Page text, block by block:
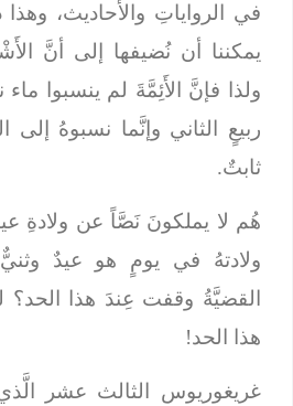
في الرواياتِ والأحاديث، وهذا
يمكننا أن نُضيفها إلى أنَّ
ولذا فإنَّ الأَئِمَّةَ لم ينسبوا
ربيعٍ الثاني وإنَّما نسبوهُ
ثابتٌ.
هُم لا يملكونَ نَصَّاً عن ولادةِ
ولادتهُ في يومٍ هو عيدٌ
القضيَّةُ وقفت عِندَ هذا الحد؟
هذا الحد!
غريغوريوس الثالث عشر الَّذي